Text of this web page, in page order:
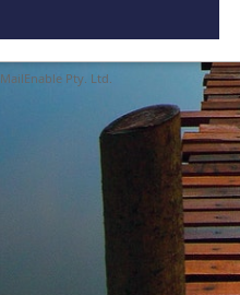
MailEnable Pty. Ltd.